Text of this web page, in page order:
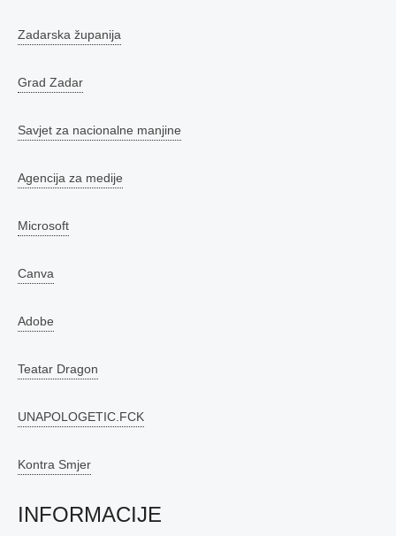
Zadarska županija
Grad Zadar
Savjet za nacionalne manjine
Agencija za medije
Microsoft
Canva
Adobe
Teatar Dragon
UNAPOLOGETIC.FCK
Kontra Smjer
INFORMACIJE